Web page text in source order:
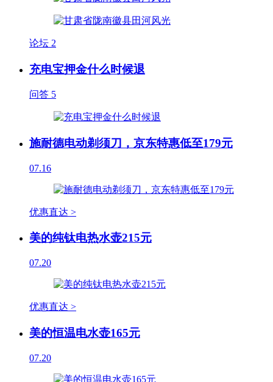
论坛 2
充电宝押金什么时候退
问答 5
施耐德电动剃须刀，京东特惠低至179元
07.16
优惠直达 >
美的纯钛电热水壶215元
07.20
优惠直达 >
美的恒温电水壶165元
07.20